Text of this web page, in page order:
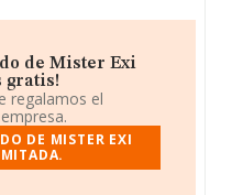
de Mister Exi
gratis!
regalamos el
DE MISTER EXI